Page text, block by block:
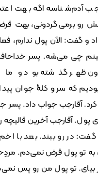
آدم‌شناسه اگه بهت
رو برمی‌گردونی، بهت
و گفت: الآن پول ندارم،
چی می‌شه. پسر
ظهر گذشته بود و
که سر و کلۀ جوان
کرد. آقارجب جواب داد. پسر
پول. آقارجب آخرین
در رو ببند. بعد با
تو پول قرض نمی‌دم.
بیای. تو پول من رو پس